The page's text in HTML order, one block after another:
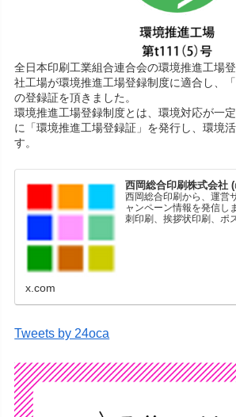
全日本印刷工業組合連合会の環境推進工場
社工場が環境推進工場登録制度に適合し、「
の登録証を頂きました。
環境推進工場登録制度とは、環境対応が一
に「環境推進工場登録証」を発行し、環境
す。
西岡総合印刷株式会社
西岡総合印刷から、運営
ャンペーン情報を発信し
刺印刷、挨拶状印刷、ポ
x.com
Tweets by 24oca